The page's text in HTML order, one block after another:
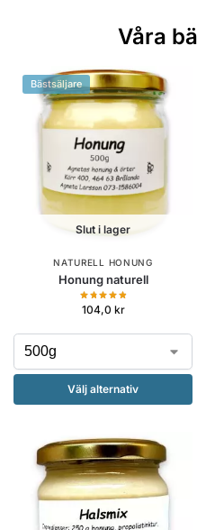
Våra
Bästsäljare
Slut i lager
NATURELL HONUNG
Honung naturell
104,0 kr
Välj alternativ